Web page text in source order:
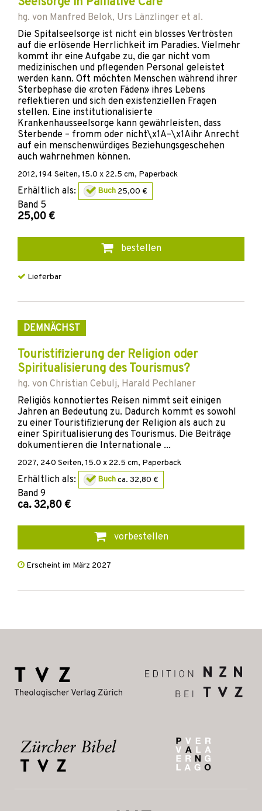
hg. von Manfred Belok, Urs Länzlinger et al.
Die Spitalseelsorge ist nicht ein blosses Vertrösten
auf die erlösende Herrlichkeit im Paradies. Vielmehr
kommt ihr eine Aufgabe zu, die gar nicht vom
medizinischen und pflegenden Personal geleistet
werden kann. Oft möchten Menschen während ihrer
Sterbephase die «roten Fäden» ihres Lebens
reflektieren und sich den existenziellen Fragen
stellen. Eine institutionalisierte
Krankenhausseelsorge kann gewährleisten, dass
Sterbende – fromm oder nicht\x1A–\x1Aihr Anrecht
auf ein menschenwürdiges Beziehungsgeschehen
auch wahrnehmen können.
2012, 194 Seiten, 15.0 x 22.5 cm, Paperback
Erhältlich als: Buch 25,00 €
Band 5
25,00 €
bestellen
Lieferbar
DEMNÄCHST
Touristifizierung der Religion oder
Spiritualisierung des Tourismus?
hg. von Christian Cebulj, Harald Pechlaner
Religiös konnotiertes Reisen nimmt seit einigen
Jahren an Bedeutung zu. Dadurch kommt es sowohl
zu einer Touristifizierung der Religion als auch zu
einer Spiritualisierung des Tourismus. Die Beiträge
dokumentieren die Internationale ...
2027, 240 Seiten, 15.0 x 22.5 cm, Paperback
Erhältlich als: Buchca. 32,80 €
Band 9
ca. 32,80 €
vorbestellen
Erscheint im März 2027